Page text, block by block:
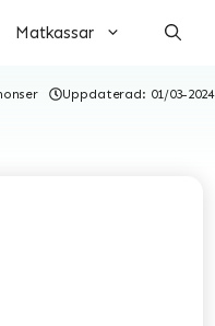
Matkassar
Uppdaterad: 01/03-2024